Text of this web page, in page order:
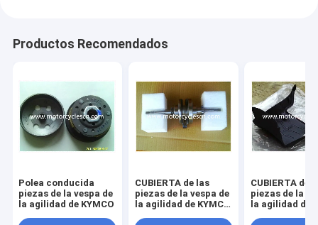
Productos Recomendados
Polea conducida
piezas de la vespa de
la agilidad de KYMCO
CUBIERTA de las
piezas de la vespa de
la agilidad de KYMCO
CUBIERTA de
piezas de la
la agilidad de